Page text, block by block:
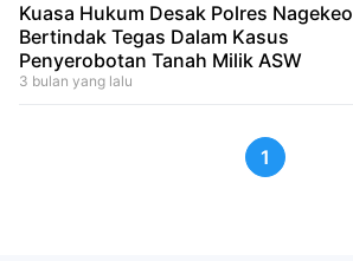
Kuasa Hukum Desak Polres Nagekeo
Bertindak Tegas Dalam Kasus
Penyerobotan Tanah Milik ASW
3 bulan yang lalu
1